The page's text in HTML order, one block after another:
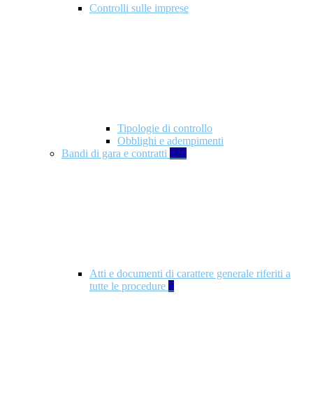
Controlli sulle imprese
Tipologie di controllo
Obblighi e adempimenti
Bandi di gara e contratti 326
Atti e documenti di carattere generale riferiti a
tutte le procedure 5